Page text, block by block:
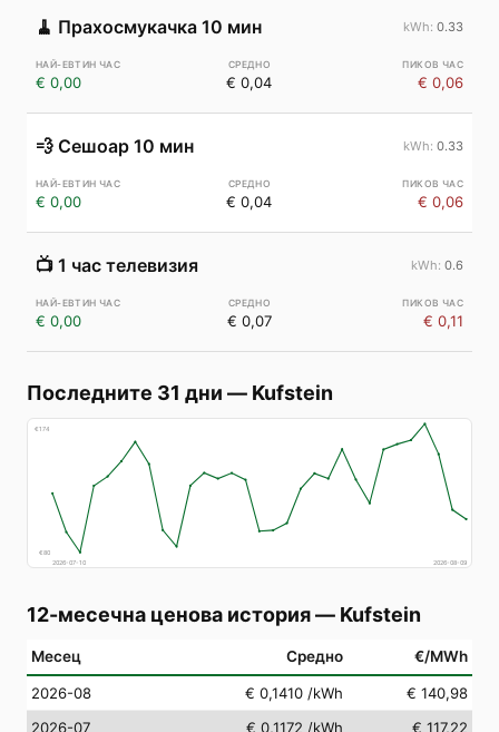
🧹 Прахосмукачка 10 мин 0.33
€ 0,00 € 0,04 € 0,06
💨 Сешоар 10 мин 0.33
€ 0,00 € 0,04 € 0,06
📺 1 час телевизия 0.6
€ 0,00 € 0,07 € 0,11
Последните 31 дни — Kufstein
€174
€80
2026-07-10
2026-08-09
12-месечна ценова история— Kufstein
Месец Средно €/MWh
2026-08 € 0,1410 /kWh
€ 140,98
2026-07
€ 0,1172 /kWh
€ 117,22